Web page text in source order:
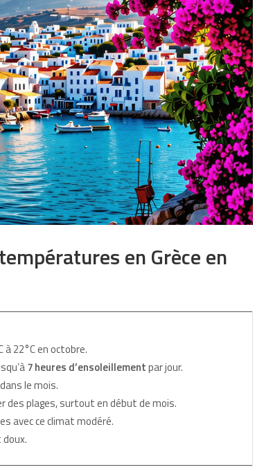
en Grèce en
à 22°C en octobre.
7 heures d’ensoleillementpar jour.
le mois.
des plages, surtout en début de mois.
avec ce climat modéré.